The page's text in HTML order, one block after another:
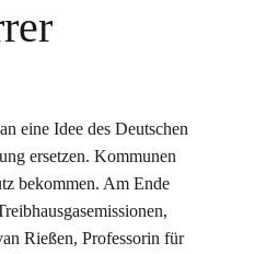
eine Idee des Deutschen
ersetzen. Kommunen
bekommen. Am Ende
Rießen, Professorin für